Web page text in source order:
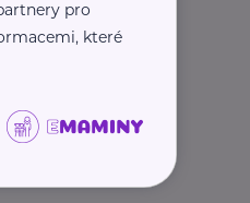
pro
které